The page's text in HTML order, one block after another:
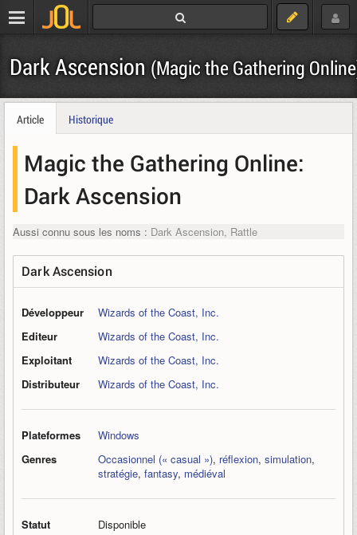
Dark Ascension(Magic the Gathering
Article Historique
Magic the Gathering Online:
Dark Ascension
Aussi connu sous les noms : Dark Ascension, Rattle
Dark Ascension
Développeur
Wizards of the Coast, Inc.
Editeur
Wizards of the Coast, Inc.
Exploitant
Wizards of the Coast, Inc.
Distributeur
Wizards of the Coast, Inc.
Plateformes
Windows
Genres
Occasionnel (« casual »), réflexion, simulation,
stratégie, fantasy, médiéval
Statut
Disponible